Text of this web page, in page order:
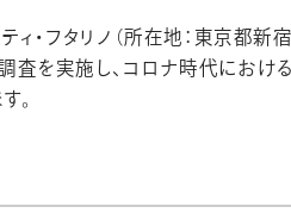
・フタリノ（所在地：東京都新宿
査を実施し、コロナ時代にお
。